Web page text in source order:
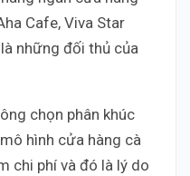
Cafe, Viva Star
những đối thủ của
chọn phân khúc
hình cửa hàng cà
chi phí và đó là lý do